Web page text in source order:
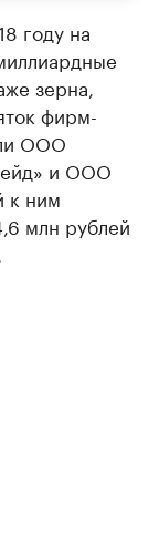
году на
зерна,
фирм-
ООО
и ООО
к ним
млн рублей